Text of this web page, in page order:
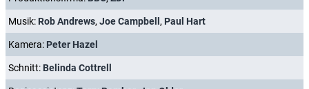
Musik: Rob Andrews, Joe Campbell , Paul Hart
Kamera: Peter Hazel
Schnitt: Belinda Cottrell